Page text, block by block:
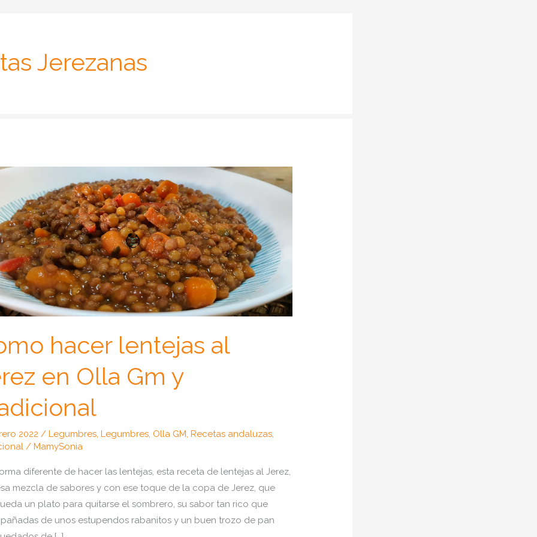
Jerezanas
hacer lentejas al
en Olla Gm y
2022/Legumbres,Legumbres, Olla GM,Recetas andaluzas,
/MamySonia
diferente de hacer las lentejas, esta receta de lentejas al Jerez,
mezcla de sabores y con ese toque de la copa de Jerez, que
un plato para quitarse el sombrero, su sabor tan rico que
de unos estupendos rabanitos y un buen trozo de pan